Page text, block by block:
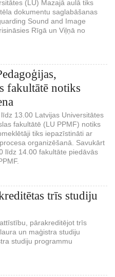
(LU) Mazajā aulā tiks
dokumentu saglabāšanas
Sound and Image
Rīgā un Viļņā no
fakultātē notiks
13.00 Latvijas Universitātes
fakultātē (LU PPMF) notiks
tiks iepazīstināti ar
organizēšanā. Savukārt
līdz 14.00 fakultāte piedāvās
trīs studiju
pārakreditējot trīs
un maģistra studiju
studiju programmu